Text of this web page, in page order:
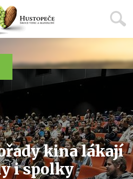
kina lákají
i spolky